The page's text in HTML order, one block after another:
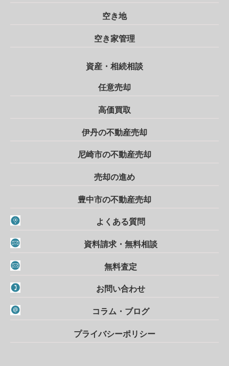
空き地
空き家管理
資産・相続相談
任意売却
高価買取
伊丹の不動産売却
尼崎市の不動産売却
売却の進め
豊中市の不動産売却
よくある質問
資料請求・無料相談
無料査定
お問い合わせ
コラム・ブログ
プライバシーポリシー